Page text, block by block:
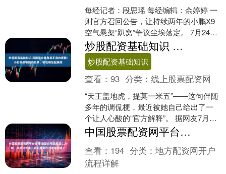
每经记者：段思瑶 每经编辑：余婷婷 一
则官方召回公告，让持续两年的小鹏X9
空气悬架“趴窝”争议尘埃落定。 7月24
日，国家市场监管总局网站信息显示，
自8月28日....
炒股配资基础知识 冯提莫自曝身高不高的原因：小时候爷爷奶奶照料，常吃稀饭配腌菜
炒股配资基础知识
查看：93 分类：线上股票配资网
“天王盖地虎，提莫一米五”——这句伴随
多年的调侃梗，最近被她自己给出了一
个让人心酸的“官方解释”。 据网友7月30
日爆料，冯提莫在直播中罕见自曝身高
不高的核心原....
中国股票配资网平台官网 法国头号逃犯逃亡29年，改名送外卖，最后却栽在去游泳的路上
查看： 194 分类：地方配资网开户
流程详解